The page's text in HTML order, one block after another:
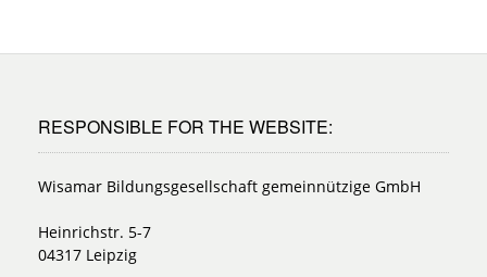
RESPONSIBLE FOR THE WEBSITE:
Wisamar Bildungsgesellschaft gemeinnützige GmbH
Heinrichstr. 5-7
04317 Leipzig